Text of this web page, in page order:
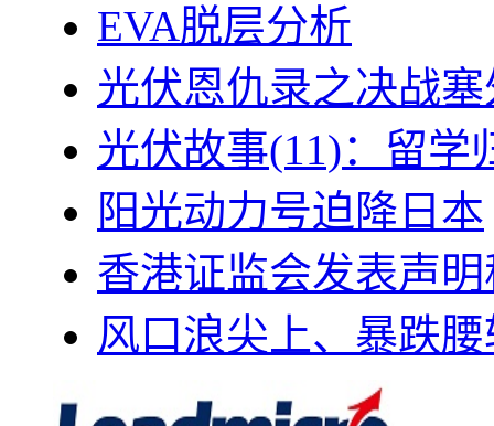
EVA脱层分析
光伏恩仇录之决战
光伏故事(11)：留学
阳光动力号迫降日本
香港证监会发表声
风口浪尖上、暴跌